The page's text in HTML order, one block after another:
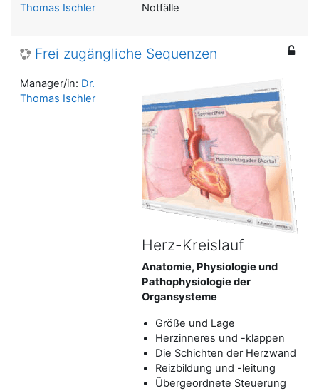
Notfälle
Thomas Ischler
Frei zugängliche Sequenzen
Herz-Kreislauf
Anatomie, Physiologie und
Pathophysiologie der
Organsysteme
Größe und Lage
Herzinneres und -klappen
Die Schichten der Herzwand
Reizbildung und -leitung
Übergeordnete Steuerung
Manager/in: Dr.
Thomas Ischler